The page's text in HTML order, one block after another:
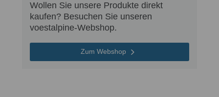
Wollen Sie unsere Produkte direkt
kaufen? Besuchen Sie unseren
voestalpine-Webshop.
Zum Webshop